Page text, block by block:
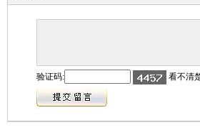
验证码: 看不清